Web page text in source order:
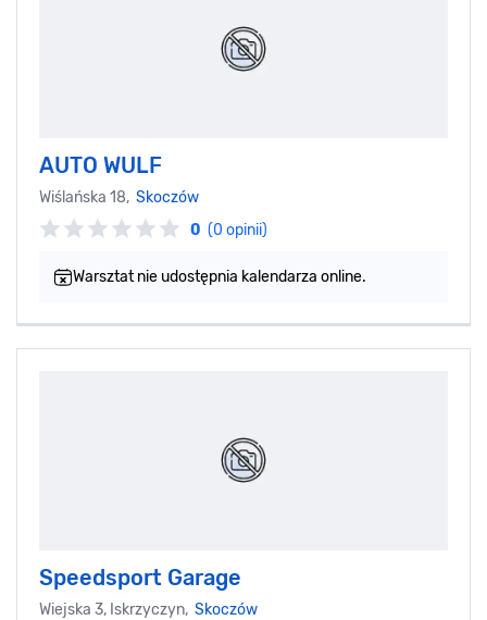
AUTO WULF
Wiślańska 18, Skoczów
0 (0 opinii)
Warsztat nie udostępnia kalendarza online.
Speedsport Garage
Wiejska 3, Iskrzyczyn, Skoczów